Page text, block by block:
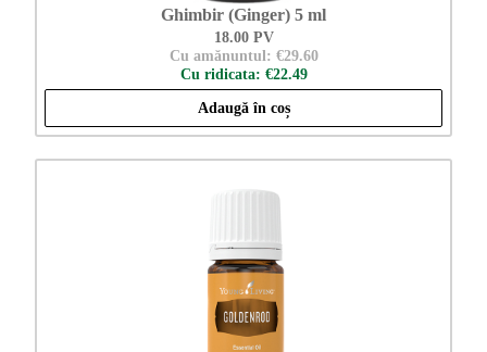
Ghimbir (Ginger) 5 ml
18.00 PV
Cu amănuntul: €29.60
Cu ridicata: €22.49
Adaugă în coș